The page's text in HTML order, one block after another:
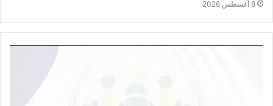
8 أغسطس 2026